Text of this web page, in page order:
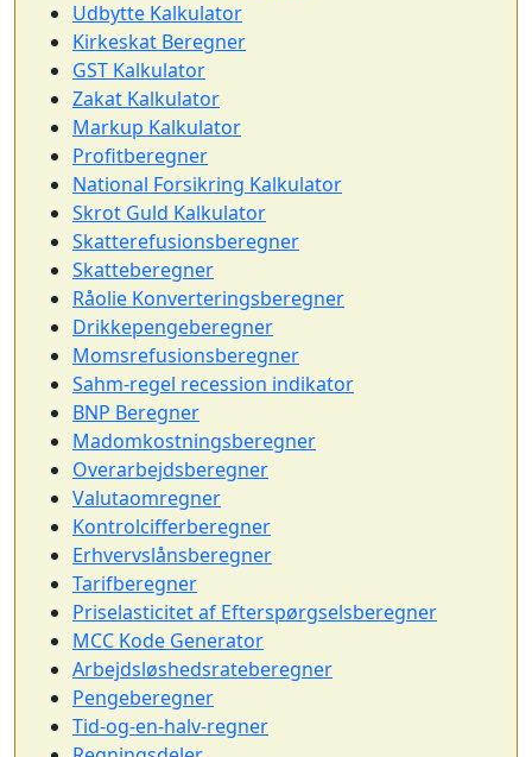
Udbytte Kalkulator
Kirkeskat Beregner
GST Kalkulator
Zakat Kalkulator
Markup Kalkulator
Profitberegner
National Forsikring Kalkulator
Skrot Guld Kalkulator
Skatterefusionsberegner
Skatteberegner
Råolie Konverteringsberegner
Drikkepengeberegner
Momsrefusionsberegner
Sahm-regel recession indikator
BNP Beregner
Madomkostningsberegner
Overarbejdsberegner
Valutaomregner
Kontrolcifferberegner
Erhvervslånsberegner
Tarifberegner
Priselasticitet af Efterspørgselsberegner
MCC Kode Generator
Arbejdsløshedsrateberegner
Pengeberegner
Tid-og-en-halv-regner